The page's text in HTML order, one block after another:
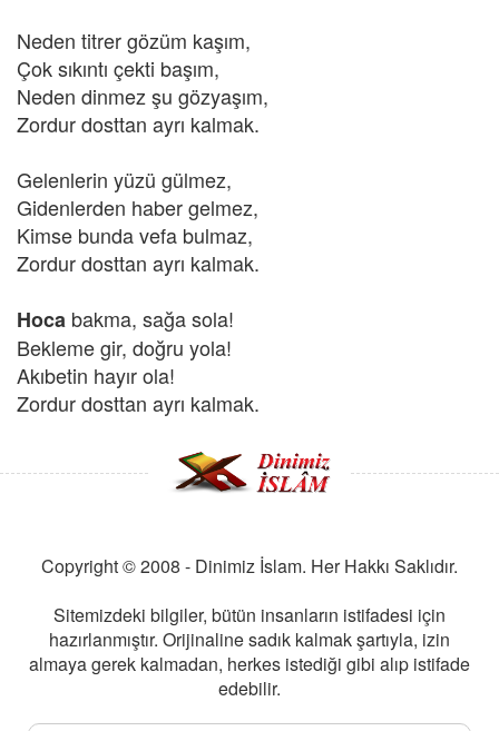
Neden titrer gözüm kaşım,
Çok sıkıntı çekti başım,
Neden dinmez şu gözyaşım,
Zordur dosttan ayrı kalmak.
Gelenlerin yüzü gülmez,
Gidenlerden haber gelmez,
Kimse bunda vefa bulmaz,
Zordur dosttan ayrı kalmak.
Hoca bakma, sağa sola!
Bekleme gir, doğru yola!
Akıbetin hayır ola!
Zordur dosttan ayrı kalmak.
Copyright © 2008 - Dinimiz İslam. Her Hakkı Saklıdır.
Sitemizdeki bilgiler, bütün insanların istifadesi için
hazırlanmıştır. Orijinaline sadık kalmak şartıyla, izin
almaya gerek kalmadan, herkes istediği gibi alıp istifade
edebilir.